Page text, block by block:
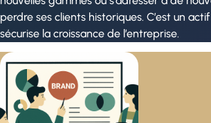
perdre ses clients historiques. C’est un
sécurise la croissance de l’entreprise.